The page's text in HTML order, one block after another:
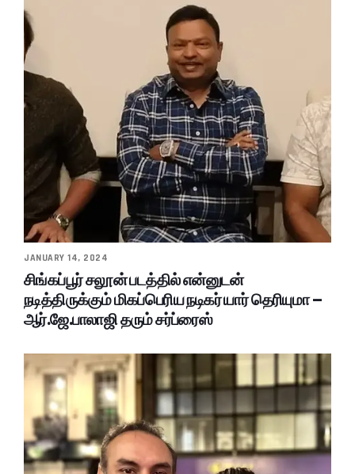
JANUARY 14, 2024
சிங்கப்பூர் சலூன் படத்தில் என்னுடன்
நடித்திருக்கும் மிகப்பெரிய நடிகர் யார் தெரியுமா –
ஆர்.ஜே.பாலாஜி தரும் சர்ப்ரைஸ்